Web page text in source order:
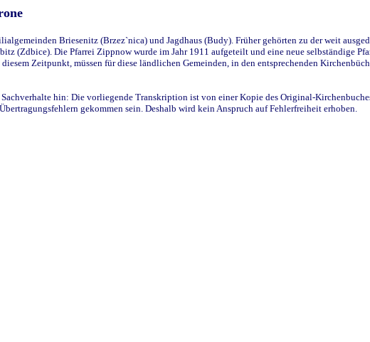
Briesenitz (Brzez`nica) und Jagdhaus (Budy). Früher gehörten zu der weit
(Zdbice). Die Pfarrei Zippnow wurde im Jahr 1911 aufgeteilt und eine neue selbständige
Zeitpunkt, müssen für diese ländlichen Gemeinden, in den entsprechenden
hin: Die vorliegende Transkription ist von einer Kopie des Original-
gekommen sein. Deshalb wird kein Anspruch auf Fehlerfreiheit erhoben.